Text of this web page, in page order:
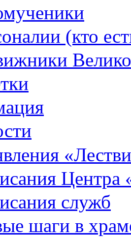
(кто
Центра
служб
шаги в